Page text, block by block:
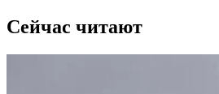
Сейчас читают